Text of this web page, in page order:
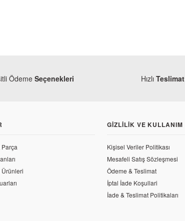
Mondial 150 MR Vulture Korna
99,22 TL
Ödeme Seçenekleri Hızlı Teslimat
Ürünleri
GIZLILIK VE KULLANIM
Kişisel Veriler Politikası
Mesafeli Satış Sözleşmesi
Ödeme & Teslimat
İptal İade Koşullari
İade & Teslimat Politikaları